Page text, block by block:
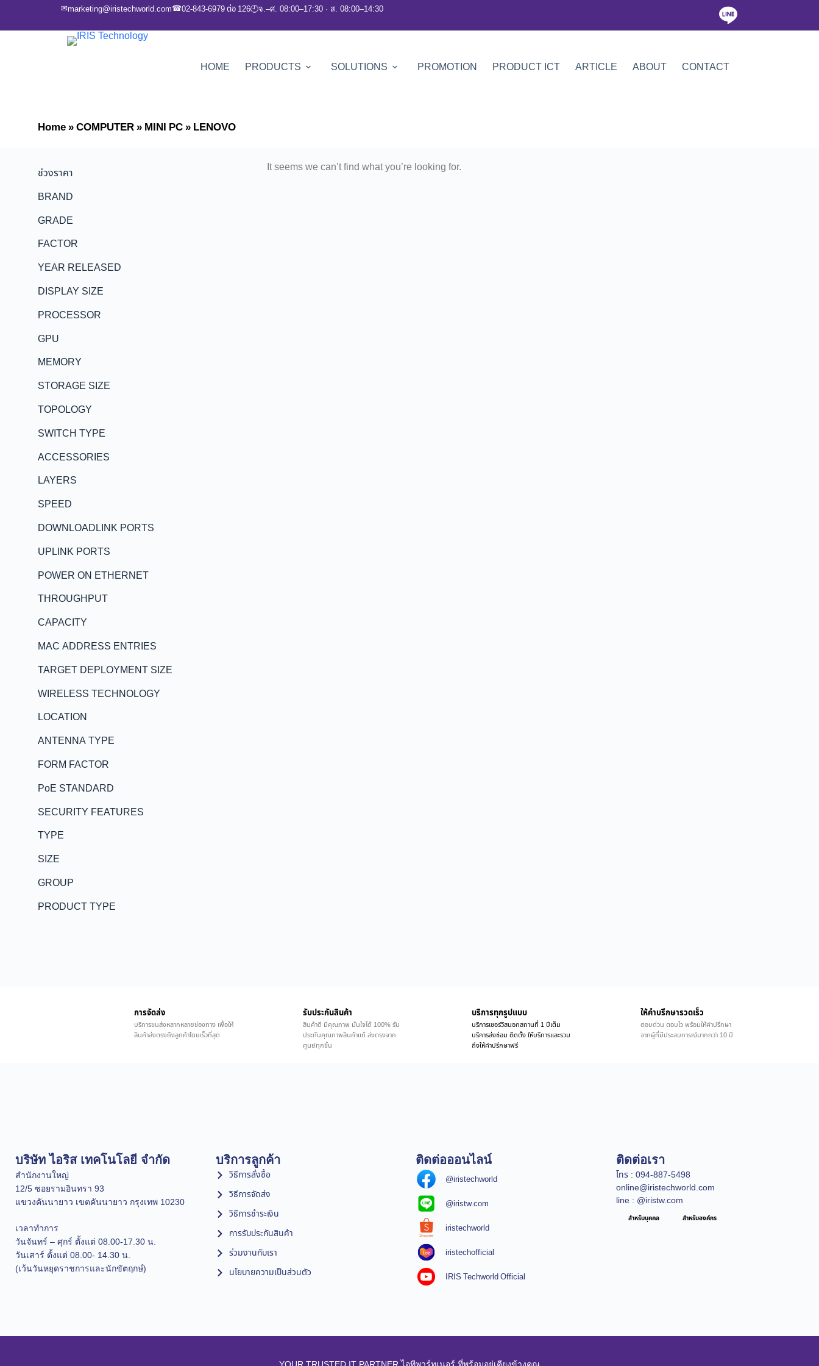
✉marketing@iristechworld.com☎02-843-6979 ต่อ 126🕘จ.–ศ. 08:00–17:30 · ส. 08:00–14:30
HOME PRODUCTS SOLUTIONS PROMOTION PRODUCT ICT ARTICLE ABOUT CONTACT
Home»COMPUTER»MINI PC»LENOVO
ช่วงราคา
BRAND
GRADE
FACTOR
YEAR RELEASED
DISPLAY SIZE
PROCESSOR
GPU
MEMORY
STORAGE SIZE
TOPOLOGY
SWITCH TYPE
ACCESSORIES
LAYERS
SPEED
DOWNLOADLINK PORTS
UPLINK PORTS
POWER ON ETHERNET
THROUGHPUT
CAPACITY
MAC ADDRESS ENTRIES
TARGET DEPLOYMENT SIZE
WIRELESS TECHNOLOGY
LOCATION
ANTENNA TYPE
FORM FACTOR
PoE STANDARD
SECURITY FEATURES
TYPE
SIZE
GROUP
PRODUCT TYPE
It seems we can’t find what you’re looking for.
การจัดส่ง
บริการขนส่งหลากหลายช่องทาง เพื่อให้
สินค้าส่งตรงถึงลูกค้าโดยเร็วที่สุด
รับประกันสินค้า
สินค้าดี มีคุณภาพ มั่นใจได้ 100% รับ
ประกันคุณภาพสินค้าแท้ ส่งตรงจาก
ศูนย์ทุกชิ้น
บริการทุกรูปแบบ
บริการเซอร์วิสนอกสถานที่ 1 ปีเต็ม
บริการส่งซ่อม ติดตั้ง ให้บริการและรวม
ถึงให้คำปรึกษาฟรี
ให้คำบรึกษารวดเร็ว
ตอบด่วน ตอบไว พร้อมให้คำปรึกษา
จากผู้ที่มีประสบการณ์มากกว่า 10 ปี
บริษัท ไอริส เทคโนโลยี จำกัด
สำนักงานใหญ่
12/5 ซอยรามอินทรา 93
แขวงคันนายาว เขตคันนายาว กรุงเทพ 10230
เวลาทำการ
วันจันทร์ – ศุกร์ ตั้งแต่ 08.00-17.30 น.
วันเสาร์ ตั้งแต่ 08.00- 14.30 น.
(เว้นวันหยุดราชการและนักขัตฤกษ์)
บริการลูกค้า
วิธีการสั่งซื้อ
วิธีการจัดส่ง
วิธีการชำระเงิน
การรับประกันสินค้า
ร่วมงานกับเรา
นโยบายความเป็นส่วนตัว
ติดต่อออนไลน์
@iristechworld
@iristw.com
iristechworld
iristechofficial
IRIS Techworld Official
ติดต่อเรา
โทร : 094-887-5498
online@iristechworld.com
line : @iristw.com
สำหรับบุคคล สำหรับองค์กร